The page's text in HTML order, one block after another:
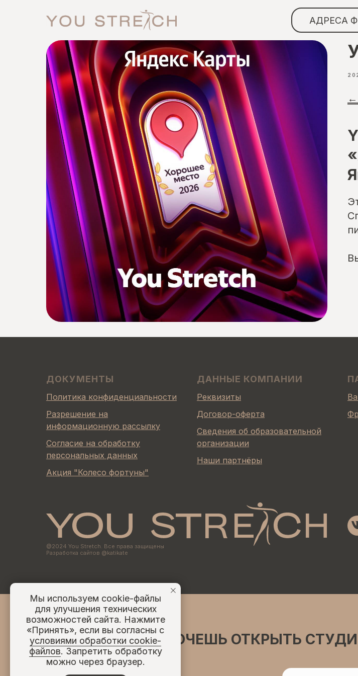
АДРЕСА
←
ДОКУМЕНТЫ
Политика конфиденциальности
Разрешение на
информационную рассылку
Согласие на обработку
персональных данных
Акция "Колесо фортуны"
ДАННЫЕ КОМПАНИИ
Реквизиты
Договор-оферта
Сведения об образовательной
организации
Наши партнёры
@2024 You Stretch. Все права защищены
Разработка сайтов @katikate
ХОЧЕШЬ ОТКРЫТЬ
Мы используем cookie-файлы
для улучшения технических
возможностей сайта. Нажмите
«Принять», если вы согласны с
условиями обработки cookie-
файлов. Запретить обработку
можно через браузер.